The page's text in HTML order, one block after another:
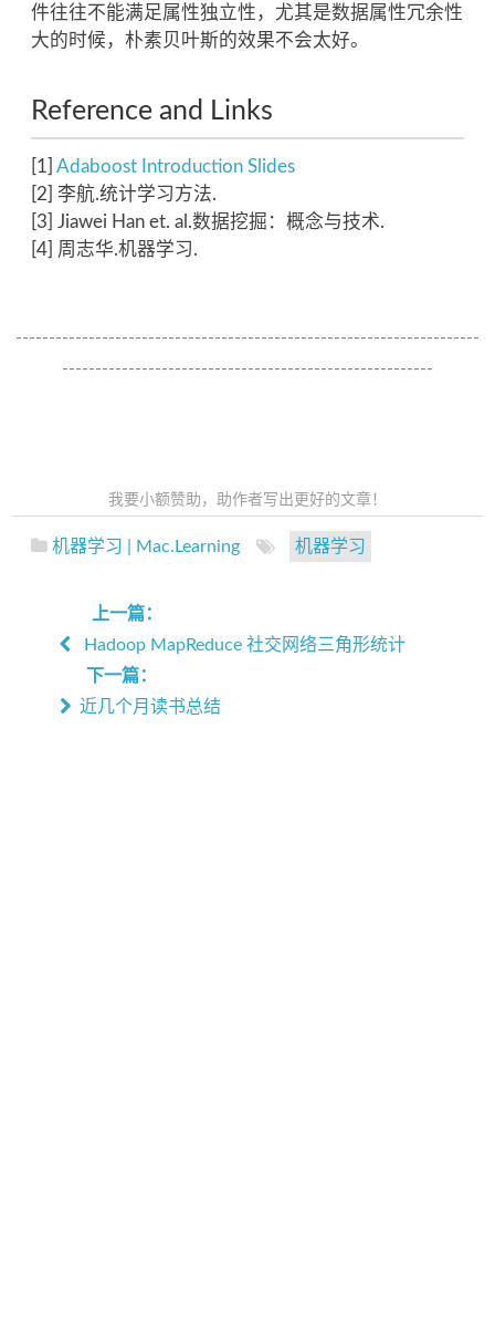
件往往不能满足属性独立性，尤其是数据属性冗余性
大的时候，朴素贝叶斯的效果不会太好。
Reference and Links
[1]Adaboost Introduction Slides
[2] 李航.统计学习方法.
[3] Jiawei Han et. al.数据挖掘：概念与技术.
[4] 周志华.机器学习.
----------------------------------------------------------------------
--------------------------------------------------------
我要小额赞助，助作者写出更好的文章！
机器学习 | Mac.Learning 机器学习
上一篇：
Hadoop MapReduce 社交网络三角形统计
下一篇：
近几个月读书总结